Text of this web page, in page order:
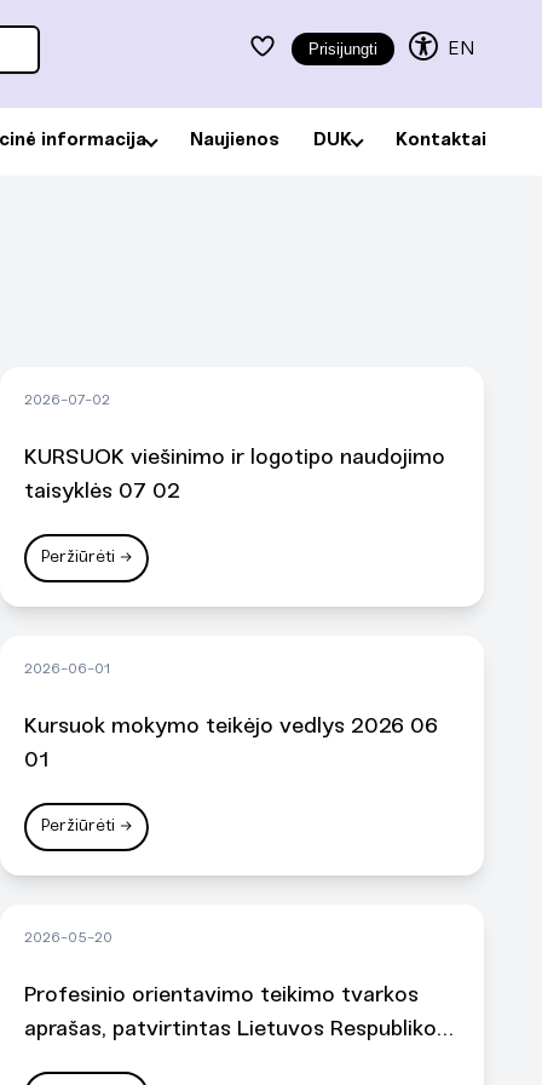
Prisijungti EN
informacija Naujienos DUK Kontaktai
2026-07-02
KURSUOK viešinimo ir logotipo naudojimo
taisyklės 07 02
Peržiūrėti →
2026-06-01
Kursuok mokymo teikėjo vedlys 2026 06
01
Peržiūrėti →
2026-05-20
Profesinio orientavimo teikimo tvarkos
aprašas, patvirtintas Lietuvos Respublikos